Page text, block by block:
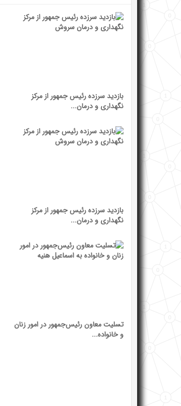
بازدید سرزده رئیس جمهور از مرکز
نگهداری و درمان...
بازدید سرزده رئیس جمهور از مرکز
نگهداری و درمان...
تسلیت معاون رئیس‌جمهور در امور زنان
و خانواده...